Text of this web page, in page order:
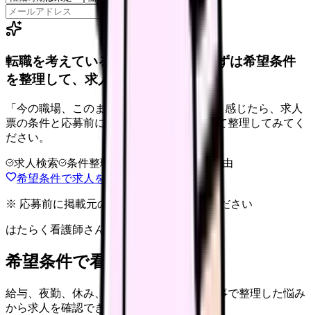
転職を考えている看護師さんへ。まずは希望条件
を整理して、求人を見比べられます。
「今の職場、このままでいいのかな...」そう感じたら、求人
票の条件と応募前に確認したい不安を分けて整理してみてく
ださい。
求人検索 条件整理
退会自由
希望条件で求人を探す
※ 応募前に掲載元の最新情報を確認してください
はたらく看護師さん 求人
希望条件で看護師求人を探す
給与、夜勤、休み、ブランクなど、この記事で整理した悩み
から求人を確認できます。